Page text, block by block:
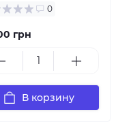
0
грн
В корзину